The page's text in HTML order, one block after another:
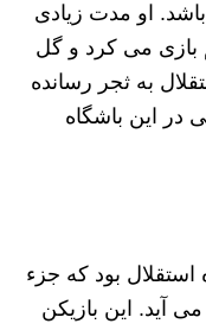
او مدت زیادی
بازی می کرد و گل
به ثجر رسانده
در این باشگاه
استقلال بود که جزء
آید. این بازیکن